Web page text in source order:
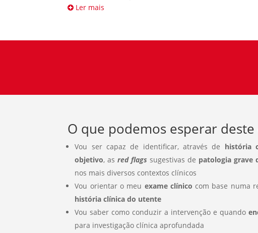
Ler mais
O que podemos esperar deste
Vou ser capaz de identificar, através de história
objetivo, asred flags sugestivas de patologia grave
nos mais diversos contextos clínicos
Vou orientar o meu exame clínico com base numa
história clínica do utente
Vou saber como conduzir a intervenção e quando
para investigação clínica aprofundada